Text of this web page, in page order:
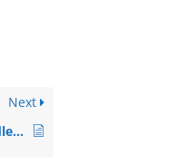
Next
Feedback geben – Aufgabe in Moodle (A2 Niveau, Anleitung)